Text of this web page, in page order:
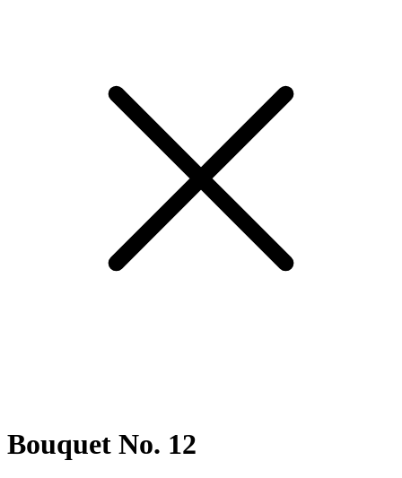
Bouquet No. 12